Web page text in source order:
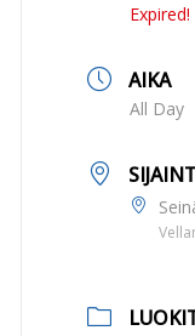
Expired!
AIKA
All Day